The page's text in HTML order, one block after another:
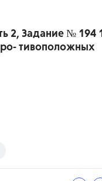
2, Задание № 194
тивоположных